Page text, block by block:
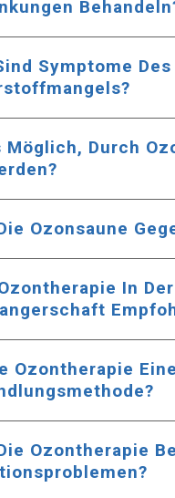
Symptome Des
Möglich, Durch
Ozonsaune
In Der
Ozontherapie
Ozontherapie